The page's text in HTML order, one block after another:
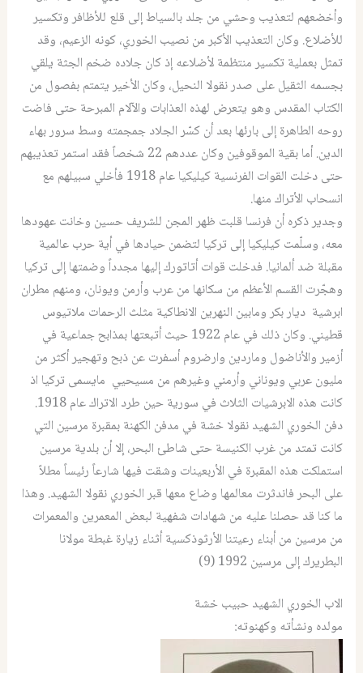
وأخضعهم لتعذيب وحشي من جلد بالسياط إلى قلع للأظافر وتكسير
للأضلاع. وكان التعذيب الأكبر من نصيب الخوري، كونه الزعيم، وقد
تمثل بعملية تكسير منتظمة لأضلاعه إذ كان جلاده ضخم الجثة يلقي
بجسمه الثقيل على صدر نقولا النحيل، وكان الأخير يتمتم بفصول من
الكتاب المقدس وهو يتعرض لهذه العذابات والآلام المبرحة حتى فاضت
روحه الطاهرة إلى بارئها بعد أن كسّر الجلاد جمجمته وسط سرور بهاء
الدين. أما بقية الموقوفين وكان عددهم 22 شخصاً فقد استمر تعذيبهم
حتى دخلت القوات الفرنسية كيليكيا عام 1918 فأخلي سبيلهم مع
انسحاب الأتراك منها.
وجدير ذكره أن فرنسا قلبت ظهر المجن للشريف حسين وخانت عهودها
معه، وسلّمت كيليكيا إلى تركيا لتضمن حيادها في أية حرب عالمية
مقبلة ضد ألمانيا. فدخلت قوات أتاتورك إليها مجدداً وضمتها إلى تركيا
وهجّرت القسم الأعظم من سكانها من عرب وأرمن ويونان، ومنهم مطران
ابرشية ديار بكر ومابين النهرين الانطاكية مثلث الرحمات ملاتيوس
قطيني. وكان ذلك في عام 1922 حيث أتبعتها بمذابح جماعية في
أزمير والأناضول وماردين وارضروم أسفرت عن ذبح وتهجير أكثر من
مليون عربي ويوناني وأرمني وغيرهم من مسيحيي مايسمى تركيا اذ
كانت هذه الابرشيات الثلاث في سورية حين طرد الاتراك عام 1918.
دفن الخوري الشهيد نقولا خشة في مدفن الكهنة بمقبرة مرسين التي
كانت تمتد من غرب الكنيسة حتى شاطئ البحر، إلا أن بلدية مرسين
استملكت هذه المقبرة في الأربعينات وشقت فيها شارعاً رئيساً مطلاً
على البحر فاندثرت معالمها وضاع معها قبر الخوري نقولا الشهيد. وهذا
ما كنا قد حصلنا عليه من شهادات شفهية لبعض المعمرين والمعمرات
من مرسين من أبناء رعيتنا الأرثوذكسية أثناء زيارة غبطة مولانا
البطريرك إلى مرسين 1992 (9)
الاب الخوري الشهيد حبيب خشة
مولده ونشأته وكهنوته: